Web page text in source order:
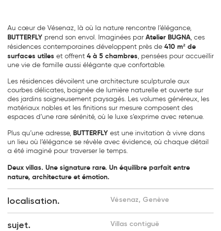
Au cœur de Vésenaz, là où la nature rencontre l’élégance,
BUTTERFLY prend son envol. Imaginées par Atelier BUGNA, ces
résidences contemporaines développent près de 410 m² de
surfaces utiles et offrent 4 à 5 chambres, pensées pour accueillir
une vie de famille aussi élégante que confortable.
Les résidences dévoilent une architecture sculpturale aux
courbes délicates, baignée de lumière naturelle et ouverte sur
des jardins soigneusement paysagés. Les volumes généreux, les
matériaux nobles et les finitions sur mesure composent des
espaces d’une rare sérénité, où le luxe s’exprime avec retenue.
Plus qu’une adresse, BUTTERFLY est une invitation à vivre dans
un lieu où l’élégance se révèle avec évidence, où chaque détail
a été imaginé pour traverser le temps.
Deux villas. Une signature rare. Un équilibre parfait entre
nature, architecture et émotion.
localisation. Vésenaz, Genève
sujet. Villas contiguë